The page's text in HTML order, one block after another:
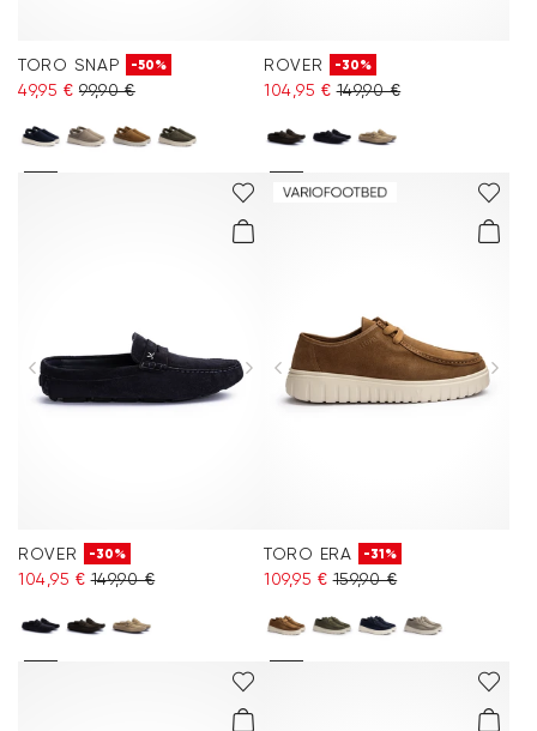
TORO SNAP -50%
49,95 € 99,90 €
ROVER -30%
104,95 € 149,90 €
ROVER -30%
104,95 € 149,90 €
TORO ERA -31%
109,95 € 159,90 €